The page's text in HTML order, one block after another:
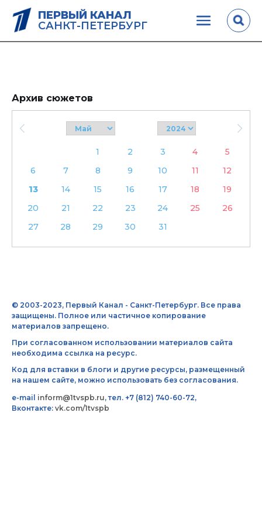
ПЕРВЫЙ КАНАЛ
САНКТ-ПЕТЕРБУРГ
Архив сюжетов
1 2 3 4
5
6
7 8 9 10 11
12
13
14 15 16 17 18
19
20
21 22 23 24 25
26
27
28 29 30 31
© 2003-2023, Первый Канал - Санкт-Петербург. Все права
защищены. Полное или частичное копирование
материалов запрещено.
При согласованном использовании материалов сайта
необходима ссылка на ресурс.
Код для вставки в блоги и другие ресурсы, размещенный
на нашем сайте, можно использовать без согласования.
e-mail inform@1tvspb.ru, тел. +7 (812) 740-60-72,
Вконтакте: vk.com/1tvspb